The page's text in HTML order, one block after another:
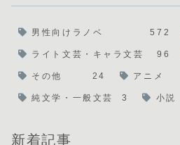
男性向けラノベ 572
ライト文芸・キャラ文芸 96
その他 24 アニメ
純文学・一般文芸 3 小説
新着記事